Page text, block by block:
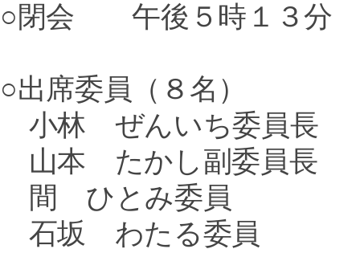
○閉会 午後５時１３分
○出席委員（８名）
小林 ぜんいち委員長
山本 たかし副委員長
間 ひとみ委員
石坂 わたる委員